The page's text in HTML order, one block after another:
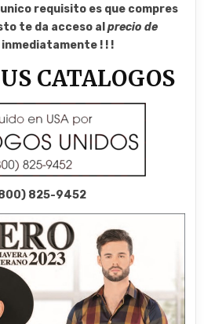
requisito es que compres
te da acceso al precio de
inmediatamente ! ! !
CATALOGOS
825-9452